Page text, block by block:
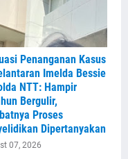
Penanganan Kasus
Imelda Bessie
NTT: Hampir
Bergulir,
Proses
Dipertanyakan
07, 2026